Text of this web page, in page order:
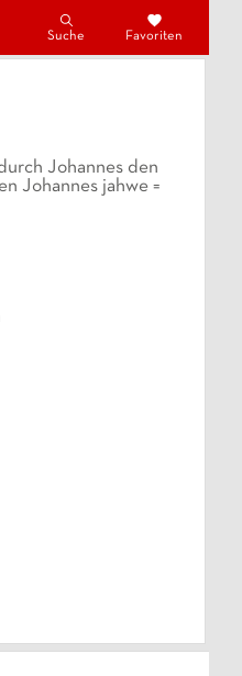
Suche Favoriten
Johannes den
Johannes jahwe =